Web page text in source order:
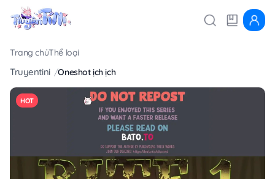
Trang chủThể loại
Truyentini Oneshot ịch ịch
HOT